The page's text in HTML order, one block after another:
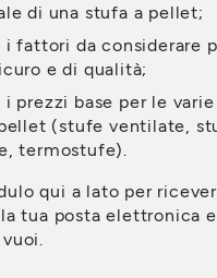
di una stufa a pellet;
i fattori da considerare
e di qualità;
i prezzi base per le
(stufe ventilate,
termostufe).
qui a lato per
tua posta elettronica